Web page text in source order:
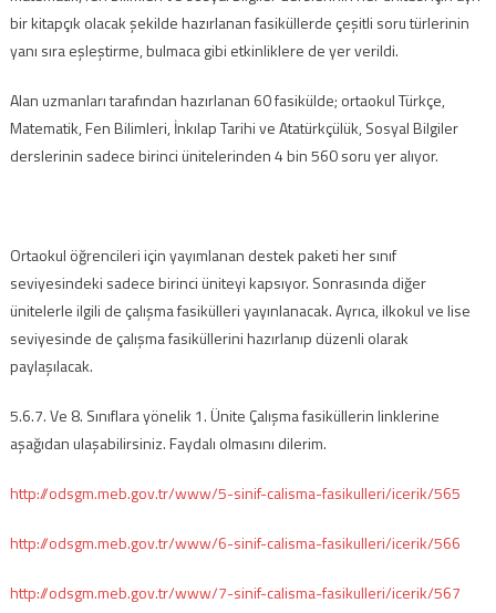
bir kitapçık olacak şekilde hazırlanan fasiküllerde çeşitli soru türlerinin
yanı sıra eşleştirme, bulmaca gibi etkinliklere de yer verildi.
Alan uzmanları tarafından hazırlanan 60 fasikülde; ortaokul Türkçe,
Matematik, Fen Bilimleri, İnkılap Tarihi ve Atatürkçülük, Sosyal Bilgiler
derslerinin sadece birinci ünitelerinden 4 bin 560 soru yer alıyor.
Ortaokul öğrencileri için yayımlanan destek paketi her sınıf
seviyesindeki sadece birinci üniteyi kapsıyor. Sonrasında diğer
ünitelerle ilgili de çalışma fasikülleri yayınlanacak. Ayrıca, ilkokul ve lise
seviyesinde de çalışma fasiküllerini hazırlanıp düzenli olarak
paylaşılacak.
5.6.7. Ve 8. Sınıflara yönelik 1. Ünite Çalışma fasiküllerin linklerine
aşağıdan ulaşabilirsiniz. Faydalı olmasını dilerim.
http://odsgm.meb.gov.tr/www/5-sinif-calisma-fasikulleri/icerik/565
http://odsgm.meb.gov.tr/www/6-sinif-calisma-fasikulleri/icerik/566
http://odsgm.meb.gov.tr/www/7-sinif-calisma-fasikulleri/icerik/567